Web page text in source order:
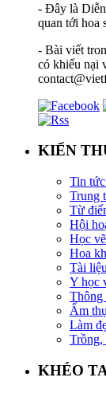
- Đây là Diễn
quan tới hoa
- Bài viết
có khiếu nại
KIẾN
Tin
Trung
Từ
Hội
Học
Hoa
Tài
Y học
Thông
Ẩm
Làm
Trồng,
KHÉO